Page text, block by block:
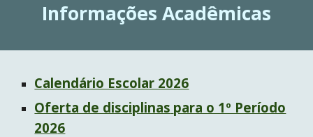
Informações Acadêmicas
Calendário Escolar 2026
Oferta de disciplinas para o 1º Período
2026